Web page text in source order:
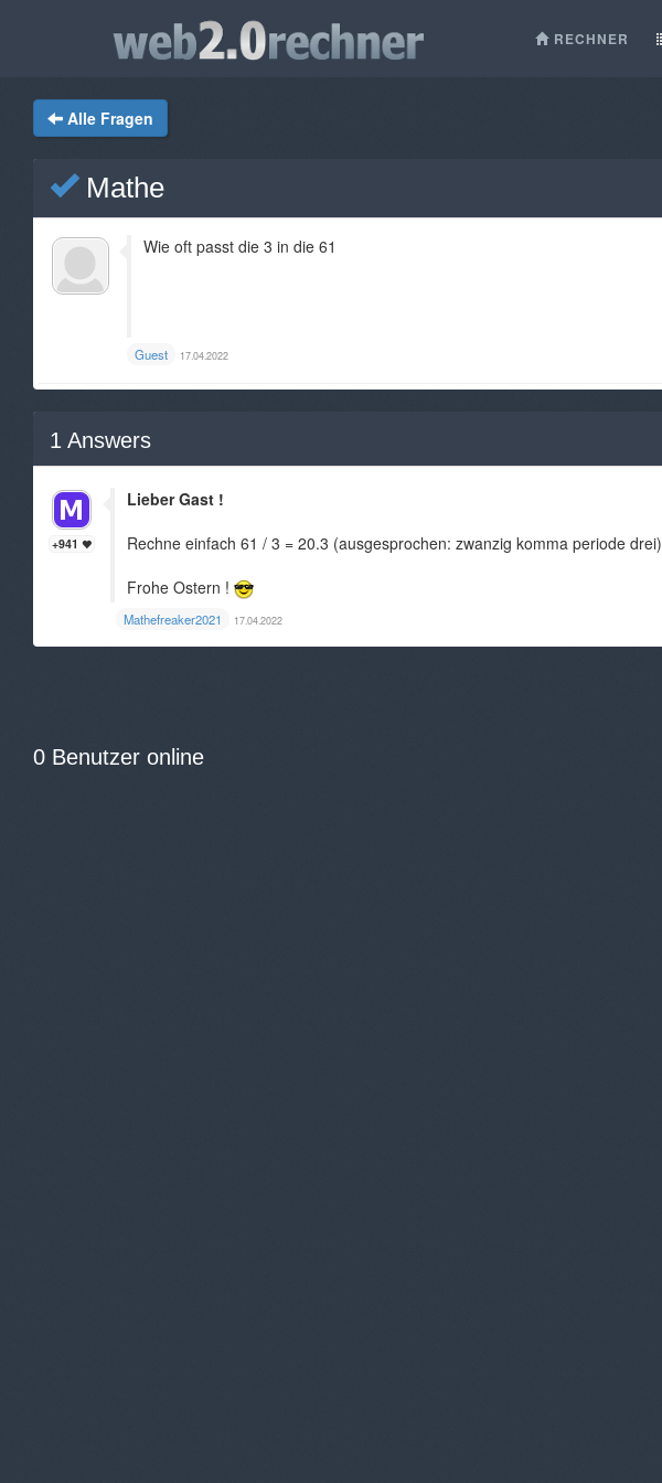
RECHNER
Alle Fragen
Mathe
Wie oft passt die 3 in die 61
Guest 17.04.2022
1 Answers
+941
Lieber Gast !
Rechne einfach 61 / 3 = 20.3 (ausgesprochen: zwanzig komma periode drei)
Frohe Ostern !
Mathefreaker2021 17.04.2022
0 Benutzer online